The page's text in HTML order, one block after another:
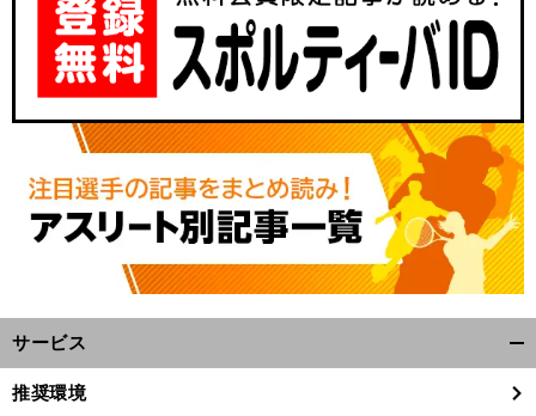
。
・
プ
」
へ
サービス
閉
推奨環境